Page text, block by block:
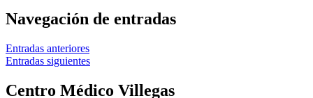
Navegación de entradas
Entradas anteriores
Entradas siguientes
Centro Médico Villegas